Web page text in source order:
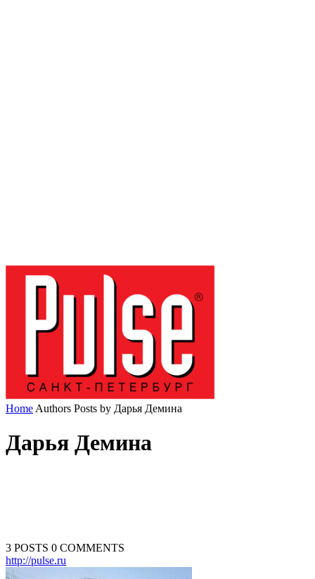
Home Authors Posts by Дарья Демина
Дарья Демина
3 POSTS 0 COMMENTS
http://pulse.ru